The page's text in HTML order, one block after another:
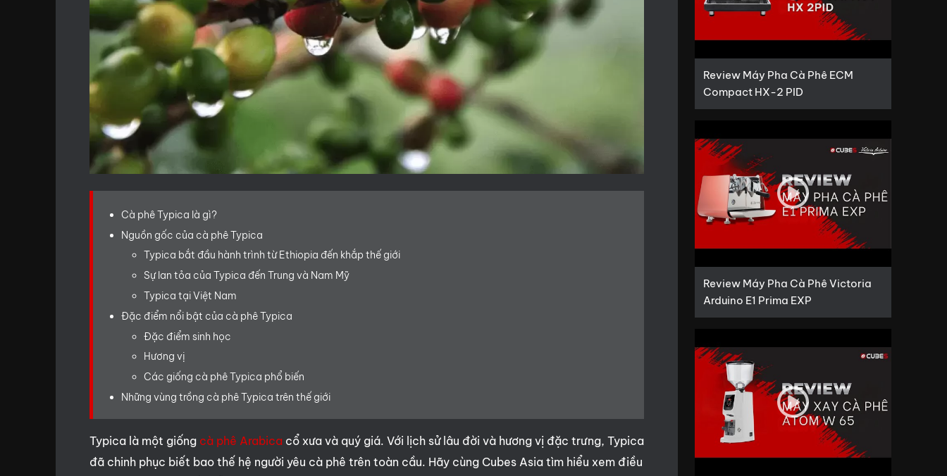
Cà phê Typica là gì?
Nguồn gốc của cà phê Typica
Typica bắt đầu hành trình từ Ethiopia đến khắp thế giới
Sự lan tỏa của Typica đến Trung và Nam Mỹ
Typica tại Việt Nam
Đặc điểm nổi bật của cà phê Typica
Đặc điểm sinh học
Hương vị
Các giống cà phê Typica phổ biến
Những vùng trồng cà phê Typica trên thế giới
Typica là một giống cà phê Arabica cổ xưa và quý giá. Với lịch sử lâu đời và hương vị đặc trưng, Typica
đã chinh phục biết bao thế hệ người yêu cà phê trên toàn cầu. Hãy cùng Cubes Asia tìm hiểu xem điều
Review Máy Pha Cà Phê ECM
Compact HX-2 PID
Review Máy Pha Cà Phê Victoria
Arduino E1 Prima EXP